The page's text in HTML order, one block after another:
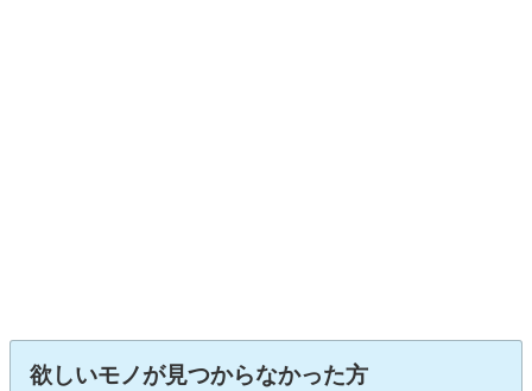
欲しいモノが見つからなかった方